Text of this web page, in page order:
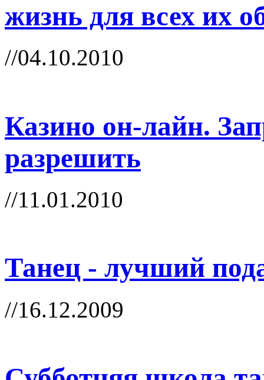
жизнь для всех их
//04.10.2010
Казино он-лайн.
разрешить
//11.01.2010
Танец - лучший
//16.12.2009